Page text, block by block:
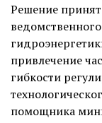
Решение
привлечение
гибкости
помощника